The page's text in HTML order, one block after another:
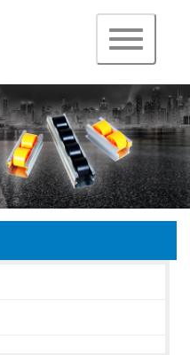
navigation